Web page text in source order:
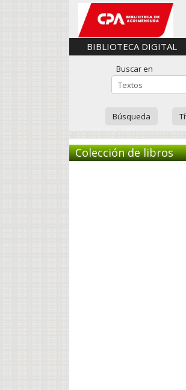
BIBLIOTECA DIGITAL
Buscar en
Búsqueda
Colección de libros